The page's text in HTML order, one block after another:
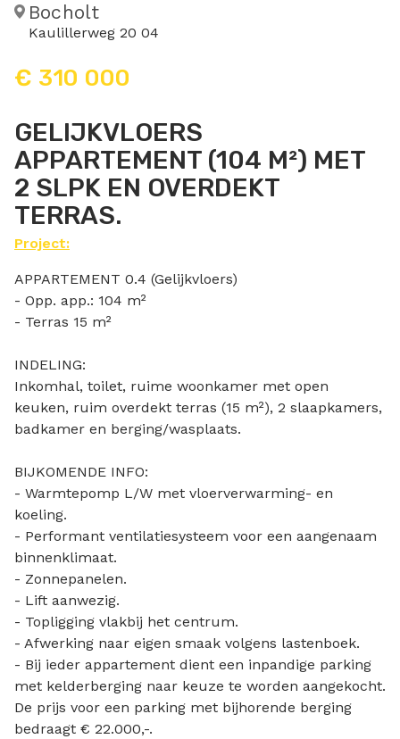
GELIJKVLOERS
APPARTEMENT (104 M²) MET
2 SLPK EN OVERDEKT
TERRAS.
Project:
Bocholt
Kaulillerweg 20 04
€ 310 000
APPARTEMENT 0.4 (Gelijkvloers)
- Opp. app.: 104 m²
- Terras 15 m²
INDELING:
Inkomhal, toilet, ruime woonkamer met open
keuken, ruim overdekt terras (15 m²), 2 slaapkamers,
badkamer en berging/wasplaats.
BIJKOMENDE INFO:
- Warmtepomp L/W met vloerverwarming- en
koeling.
- Performant ventilatiesysteem voor een aangenaam
binnenklimaat.
- Zonnepanelen.
- Lift aanwezig.
- Topligging vlakbij het centrum.
- Afwerking naar eigen smaak volgens lastenboek.
- Bij ieder appartement dient een inpandige parking
met kelderberging naar keuze te worden aangekocht.
De prijs voor een parking met bijhorende berging
bedraagt € 22.000,-.